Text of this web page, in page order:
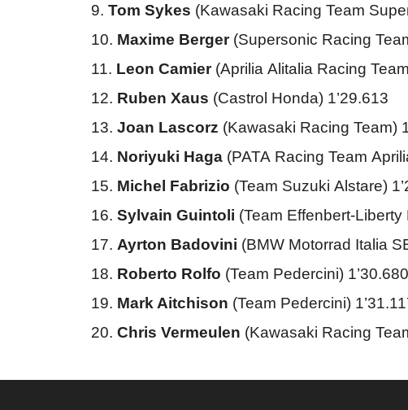
9. Tom Sykes (Kawasaki Racing Team
10. Maxime Berger (Supersonic Racing
11. Leon Camier (Aprilia Alitalia Racing
12. Ruben Xaus (Castrol Honda) 1’29.613
13. Joan Lascorz (Kawasaki Racing Team)
14. Noriyuki Haga (PATA Racing Team
15. Michel Fabrizio (Team Suzuki Alstare)
16. Sylvain Guintoli (Team Effenbert-Liberty
17. Ayrton Badovini (BMW Motorrad Italia
18. Roberto Rolfo (Team Pedercini) 1’30.680
19. Mark Aitchison (Team Pedercini)
20. Chris Vermeulen (Kawasaki Racing